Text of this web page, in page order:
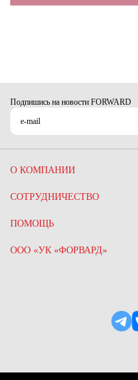
Подпишись на новости FORWARD
О КОМПАНИИ
СОТРУДНИЧЕСТВО
ПОМОЩЬ
ООО «УК «ФОРВАРД»